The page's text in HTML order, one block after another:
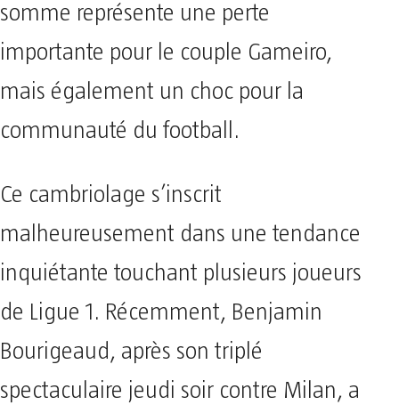
somme représente une perte
importante pour le couple Gameiro,
mais également un choc pour la
communauté du football.
Ce cambriolage s’inscrit
malheureusement dans une tendance
inquiétante touchant plusieurs joueurs
de Ligue 1. Récemment, Benjamin
Bourigeaud, après son triplé
spectaculaire jeudi soir contre Milan, a